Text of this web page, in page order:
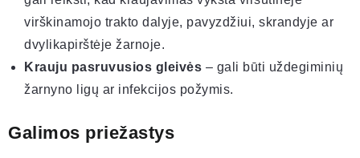
virškinamojo trakto dalyje, pavyzdžiui, skrandyje ar
dvylikapirštėje žarnoje.
Krauju pasruvusios gleivės – gali būti uždegiminių
žarnyno ligų ar infekcijos požymis.
Galimos priežastys